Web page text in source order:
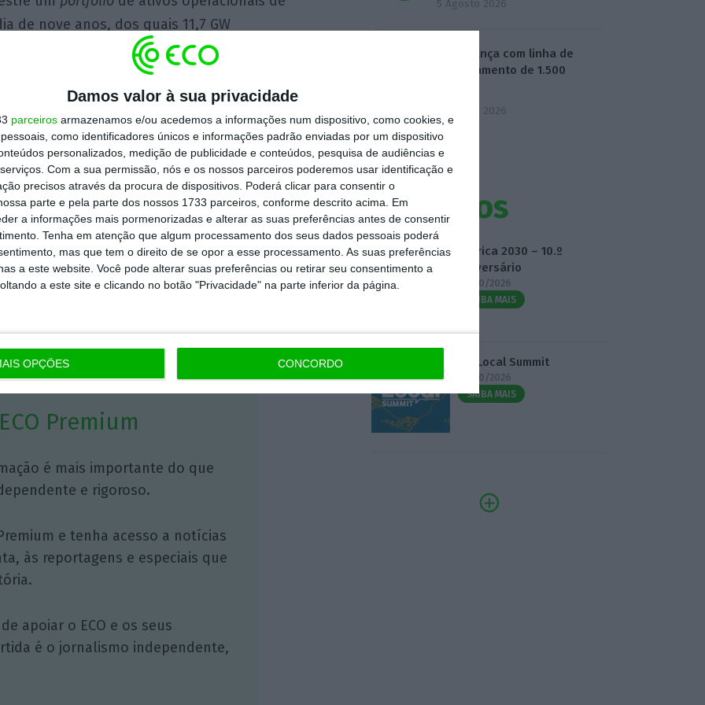
Damos valor à sua privacidade
parceiros armazenamos e/ou acedemos a informações num dispositivo, como cookies, e
como identificadores únicos e informações padrão enviadas por um dispositivo
personalizados, medição de publicidade e conteúdos, pesquisa de audiências e
Com a sua permissão, nós e os nossos parceiros poderemos usar identificação e
precisos através da procura de dispositivos. Poderá clicar para consentir o
parte e pela parte dos nossos 1733 parceiros, conforme descrito acima. Em
a informações mais pormenorizadas e alterar as suas preferências antes de consentir
Tenha em atenção que algum processamento dos seus dados pessoais poderá
mas que tem o direito de se opor a esse processamento. As suas preferências
a este website. Você pode alterar suas preferências ou retirar seu consentimento a
a este site e clicando no botão "Privacidade" na parte inferior da página.
OPÇÕES CONCORDO
de nove anos, dos quais 11,7 GW
por
equity(Espanha, Portugal,
de 1.870 MW (megawatts) de
dos quais 1.782 MW totalmente
renovável da Viesgo, 1.025 MW na
cotada na bolsa de Lisboa, informou
último1.866 trabalhadores, mais 21% do
Premium
é mais importante do que
e rigoroso.
e tenha acesso a notícias
às reportagens e especiais que
apoiar o ECO e os seus
é o jornalismo independente,
5 Agosto 2026
BPF avança com linha de
financiamento de 1.500
5 Agosto 2026
Eventos
Fábrica 2030 – 10.º
Aniversário
14/10/2026
SAIBA MAIS
3.º Local Summit
07/10/2026
SAIBA MAIS